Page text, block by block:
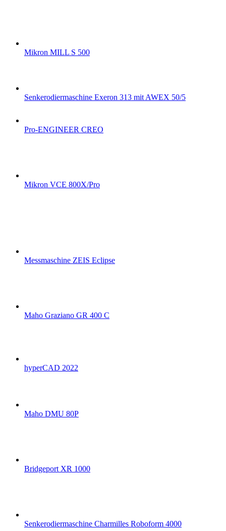
Mikron MILL S 500
Senkerodiermaschine Exeron 313 mit AWEX 50/5
Pro-ENGINEER CREO
Mikron VCE 800X/Pro
Messmaschine ZEIS Eclipse
Maho Graziano GR 400 C
hyperCAD 2022
Maho DMU 80P
Bridgeport XR 1000
Senkerodiermaschine Charmilles Roboform 4000